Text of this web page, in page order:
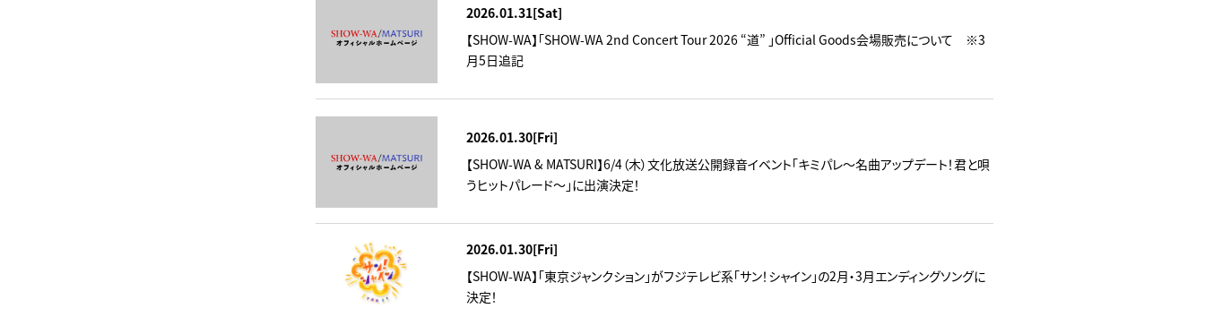
2026.01.31[Sat]
【SHOW-WA】「SHOW-WA 2nd Concert Tour 2026 “道” 」Official Goods会場販売について ※3
月5日追記
2026.01.30[Fri]
【SHOW-WA & MATSURI】6/4（木）文化放送公開録音イベント「キミパレ～名曲アップデート！君と唄
うヒットパレード～」に出演決定！
2026.01.30[Fri]
【SHOW-WA】「東京ジャンクション」がフジテレビ系「サン！シャイン」の2月・3月エンディングソングに
決定！